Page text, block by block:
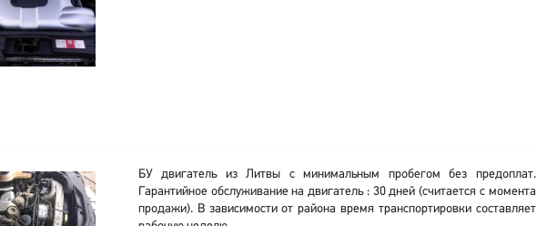
БУ двигатель из Литвы с минимальным пробегом без предоплат.
Гарантийное обслуживание на двигатель : 30 дней (считается с момента
продажи). В зависимости от района время транспортировки составляет